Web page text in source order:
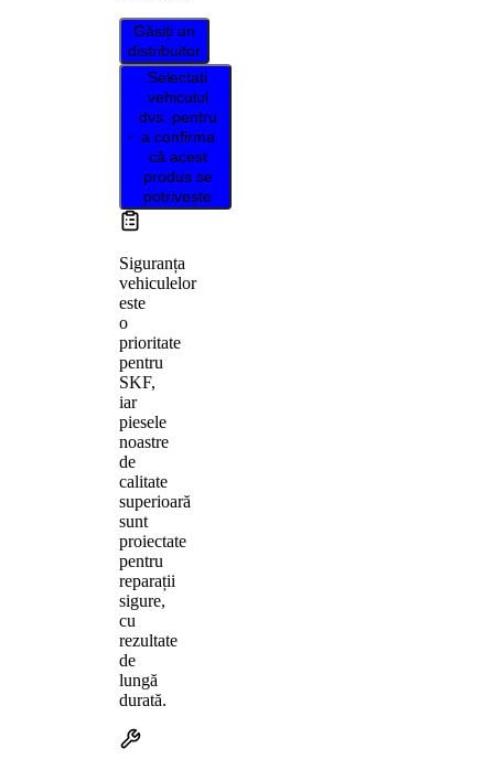
Găsiți un
distribuitor
Selectați
vehiculul
dvs. pentru
a confirma
că acest
produs se
potrivește
Siguranța
vehiculelor
este
o
prioritate
pentru
SKF,
iar
piesele
noastre
de
calitate
superioară
sunt
proiectate
pentru
reparații
sigure,
cu
rezultate
de
lungă
durată.